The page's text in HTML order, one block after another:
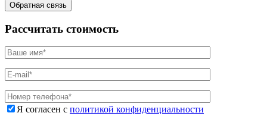
Рассчитать стоимость
Я согласен с политикой конфиденциальности